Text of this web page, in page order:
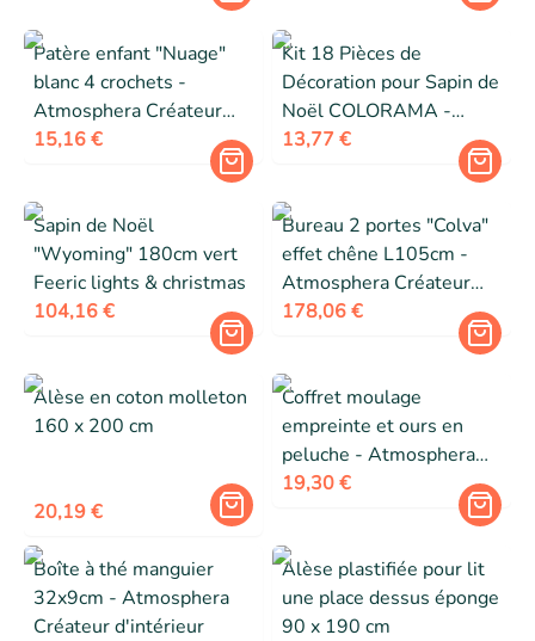
Patère enfant "Nuage"
blanc 4 crochets -
Atmosphera Créateur
d'intérieur
15,16 €
Kit 18 Pièces de
Décoration pour Sapin de
Noël COLORAMA -
Feeric lights & christmas
13,77 €
Sapin de Noël
"Wyoming" 180cm vert
Feeric lights & christmas
104,16 €
Bureau 2 portes "Colva"
effet chêne L105cm -
Atmosphera Créateur
d'intérieur
178,06 €
Alèse en coton molleton
160 x 200 cm
20,19 €
Coffret moulage
empreinte et ours en
peluche - Atmosphera
Créateur d'intérieur
19,30 €
Boîte à thé manguier
32x9cm - Atmosphera
Créateur d'intérieur
Alèse plastifiée pour lit
une place dessus éponge
90 x 190 cm